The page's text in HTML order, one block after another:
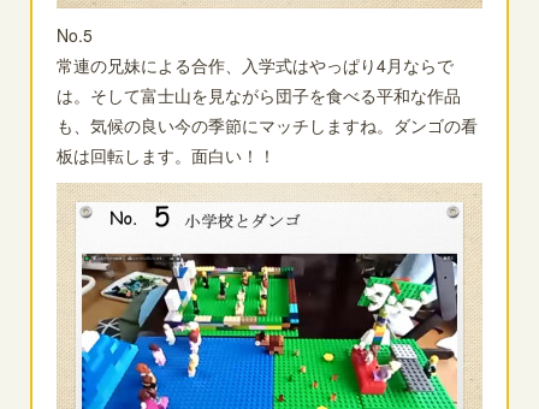
No.5
常連の兄妹による合作、入学式はやっぱり4月ならで
は。そして富士山を見ながら団子を食べる平和な作品
も、気候の良い今の季節にマッチしますね。ダンゴの看
板は回転します。面白い！！